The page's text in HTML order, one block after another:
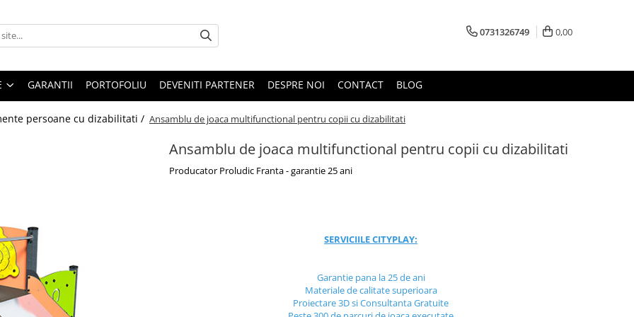
0731326749 0,00
GARANTII PORTOFOLIU DEVENITI PARTENER DESPRE NOI CONTACT BLOG
persoane cu dizabilitati / Ansamblu de joaca multifunctional pentru copii cu dizabilitati
Ansamblu de joaca multifunctional pentru copii cu dizabilitati
Producator Proludic Franta - garantie 25 ani
SERVICIILE CITYPLAY:
Garantie pana la 25 de ani
Materiale de calitate superioara
Proiectare 3D si Consultanta Gratuite